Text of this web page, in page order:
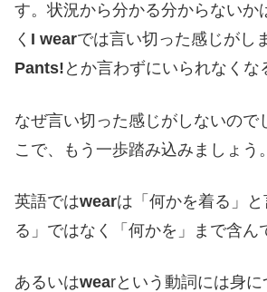
す。状況から分かる分からないか
く I wearでは言い切った感じがし
Pants! とか言わずにいられなくな
なぜ言い切った感じがしないので
こで、もう一歩踏み込みましょう。
英語ではwearは「何かを着る」
る」ではなく「何かを」まで含ん
あるいはwearという動詞には身